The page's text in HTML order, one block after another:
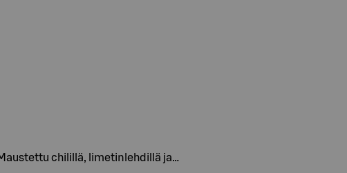
chilillä, limetinlehdillä ja…